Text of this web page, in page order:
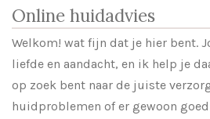
Online huidadvies
Welkom! wat fijn dat je hier bent.
liefde en aandacht, en ik help je
op zoek bent naar de juiste
huidproblemen of er gewoon